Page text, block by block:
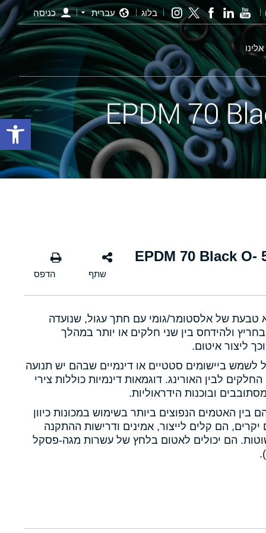
בלוג עברית כניסה
אורינג שחור - 470.00×5.00 EPDM 70 Black O-
טבעת של אלסטומר/גומי עם חתך עגול, שנועדה
ולהידחס בין שני חלקים או יותר במהלך
ליצור איטום.
לשמש ביישומים סטטיים או דינמיים שבהם יש תנועה
החלקים לבין האורינג. דוגמאות דינמיות כוללות צירי
ובוכנות הידראוליות.
בין האטמים הנפוצים ביותר בשימוש במכונות כיוון
הם קלים לייצור, אמינים ודרישות ההתקנה
הם יכולים לאטום בלחץ של עשרות מגה-פסקל
פתח